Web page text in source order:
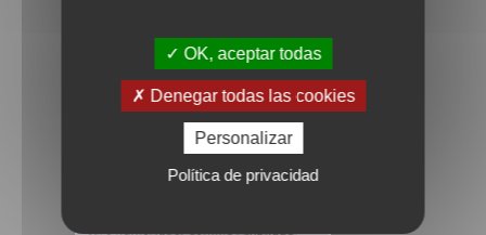
OK, aceptar todas
Denegar todas las cookies
Personalizar
Política de privacidad